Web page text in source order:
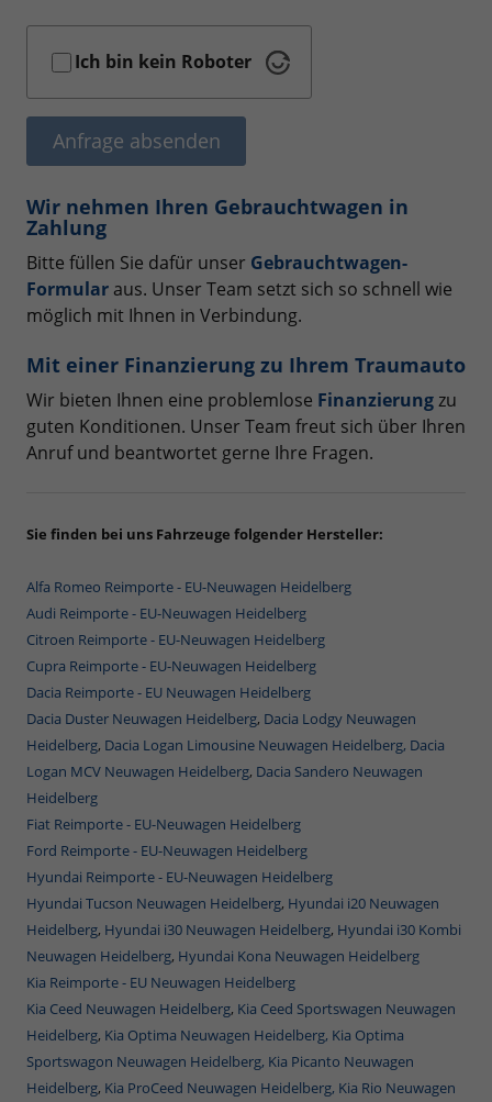
Ich bin kein Roboter
Anfrage absenden
Wir nehmen Ihren Gebrauchtwagen in
Zahlung
Bitte füllen Sie dafür unser Gebrauchtwagen-
Formular aus. Unser Team setzt sich so schnell wie
möglich mit Ihnen in Verbindung.
Mit einer Finanzierung zu Ihrem Traumauto
Wir bieten Ihnen eine problemlose Finanzierungzu
guten Konditionen. Unser Team freut sich über Ihren
Anruf und beantwortet gerne Ihre Fragen.
Sie finden bei uns Fahrzeuge folgender Hersteller:
Alfa Romeo Reimporte - EU-Neuwagen Heidelberg
Audi Reimporte - EU-Neuwagen Heidelberg
Citroen Reimporte - EU-Neuwagen Heidelberg
Cupra Reimporte - EU-Neuwagen Heidelberg
Dacia Reimporte - EU Neuwagen Heidelberg
Dacia Duster Neuwagen Heidelberg, Dacia Lodgy Neuwagen
Heidelberg, Dacia Logan Limousine Neuwagen Heidelberg, Dacia
Logan MCV Neuwagen Heidelberg, Dacia Sandero Neuwagen
Heidelberg
Fiat Reimporte - EU-Neuwagen Heidelberg
Ford Reimporte - EU-Neuwagen Heidelberg
Hyundai Reimporte - EU-Neuwagen Heidelberg
Hyundai Tucson Neuwagen Heidelberg, Hyundai i20 Neuwagen
Heidelberg, Hyundai i30 Neuwagen Heidelberg, Hyundai i30 Kombi
Neuwagen Heidelberg, Hyundai Kona Neuwagen Heidelberg
Kia Reimporte - EU Neuwagen Heidelberg
Kia Ceed Neuwagen Heidelberg, Kia Ceed Sportswagen Neuwagen
Heidelberg, Kia Optima Neuwagen Heidelberg, Kia Optima
Sportswagon Neuwagen Heidelberg, Kia Picanto Neuwagen
Heidelberg, Kia ProCeed Neuwagen Heidelberg, Kia Rio Neuwagen